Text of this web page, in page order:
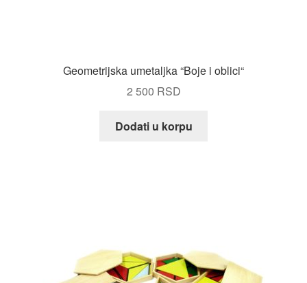
Geometrijska umetaljka “Boje i oblici“
2 500 RSD
Dodati u korpu